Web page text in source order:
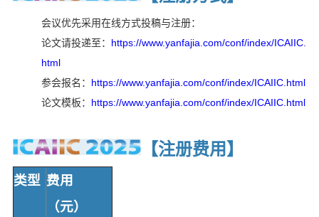
会议优先采用在线方式投稿与注册：
论文请投递至： https://www.yanfajia.com/conf/index/ICAIIC.
html
参会报名： https://www.yanfajia.com/conf/index/ICAIIC.html
论文模板： https://www.yanfajia.com/conf/index/ICAIIC.html
【注册费用 】
类型 费用
（元）